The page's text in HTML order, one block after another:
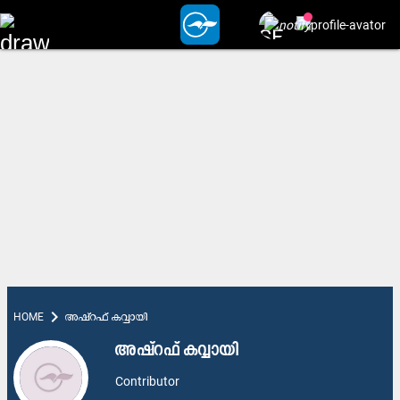
HOME chevron_right അഷ്റഫ് കവ്വായി
അഷ്റഫ് കവ്വായി
Contributor